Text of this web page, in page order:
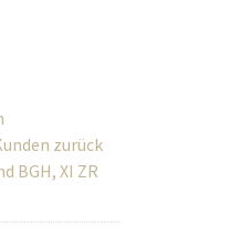
zurück
BGH, XI ZR